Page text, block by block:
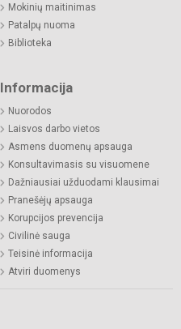
Mokinių maitinimas
Patalpų nuoma
Biblioteka
Informacija
Nuorodos
Laisvos darbo vietos
Asmens duomenų apsauga
Konsultavimasis su visuomene
Dažniausiai užduodami klausimai
Pranešėjų apsauga
Korupcijos prevencija
Civilinė sauga
Teisinė informacija
Atviri duomenys